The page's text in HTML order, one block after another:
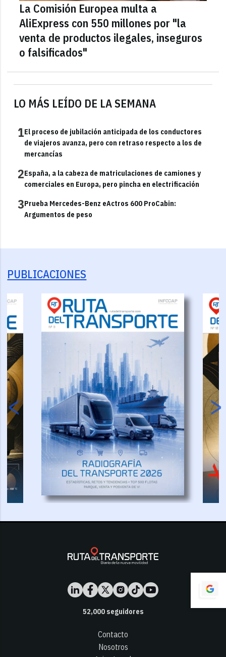
LO MÁS LEÍDO DE LA SEMANA
1El proceso de jubilación anticipada de los conductores
de viajeros avanza, pero con retraso respecto a los de
mercancías
2España, a la cabeza de matriculaciones de camiones y
comerciales en Europa, pero pincha en electrificación
3Prueba Mercedes-Benz eActros 600 ProCabin:
Argumentos de peso
La Comisión Europea multa a
AliExpress con 550 millones por "la
venta de productos ilegales, inseguros
o falsificados"
PUBLICACIONES
52,000seguidores
Contacto
Nosotros